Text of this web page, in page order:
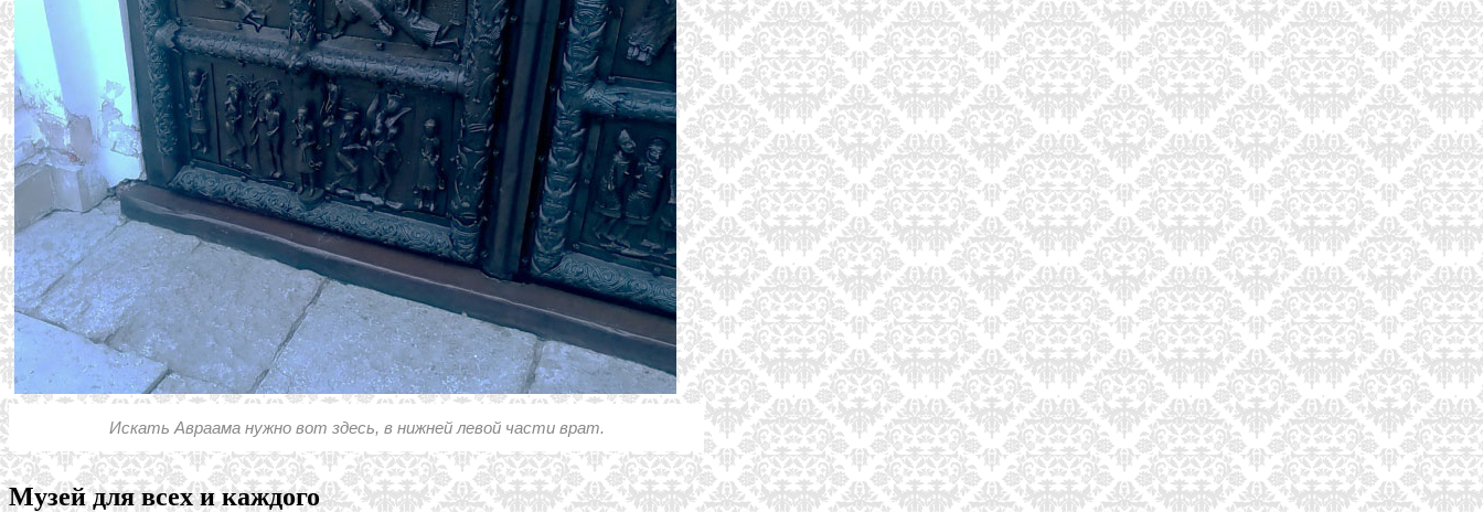
Искать Авраама нужно вот здесь, в нижней левой части врат.
Музей для всех и каждого